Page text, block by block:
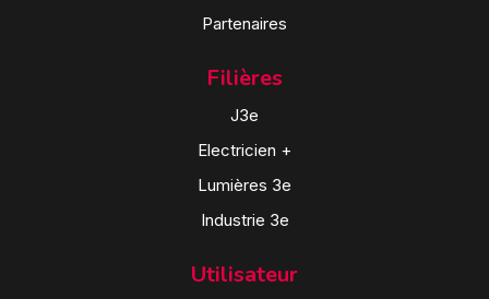
Partenaires
Filières
J3e
Electricien +
Lumières 3e
Industrie 3e
Utilisateur